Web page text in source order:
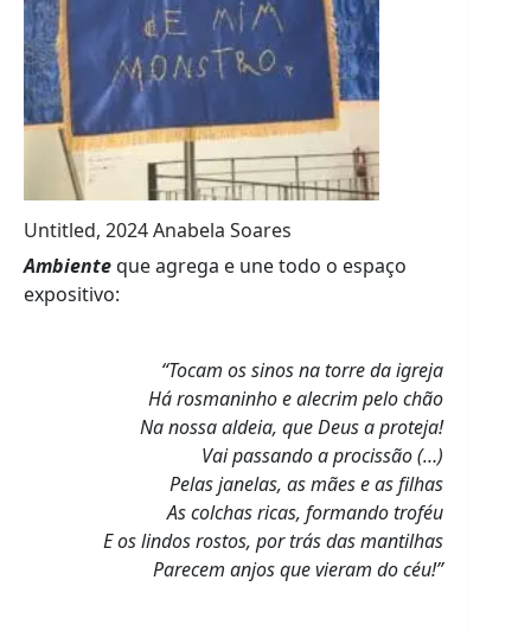
Untitled, 2024 Anabela Soares
Ambienteque agrega e une todo o espaço
expositivo:
“Tocam os sinos na torre da igreja
Há rosmaninho e alecrim pelo chão
Na nossa aldeia, que Deus a proteja!
Vai passando a procissão (…)
Pelas janelas, as mães e as filhas
As colchas ricas, formando troféu
E os lindos rostos, por trás das mantilhas
Parecem anjos que vieram do céu!”